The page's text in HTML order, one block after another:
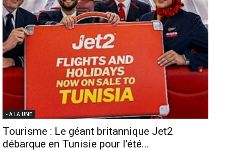
- A LA UNE
Tourisme : Le géant britannique Jet2
débarque en Tunisie pour l’été...